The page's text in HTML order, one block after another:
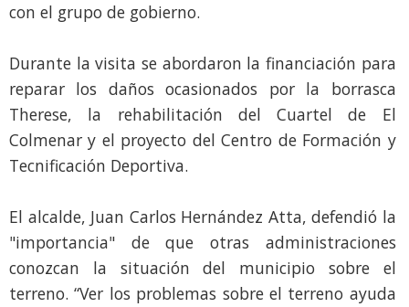
con el grupo de gobierno.
Durante la visita se abordaron la financiación para
reparar los daños ocasionados por la borrasca
Therese, la rehabilitación del Cuartel de El
Colmenar y el proyecto del Centro de Formación y
Tecnificación Deportiva.
El alcalde, Juan Carlos Hernández Atta, defendió la
"importancia" de que otras administraciones
conozcan la situación del municipio sobre el
terreno. “Ver los problemas sobre el terreno ayuda